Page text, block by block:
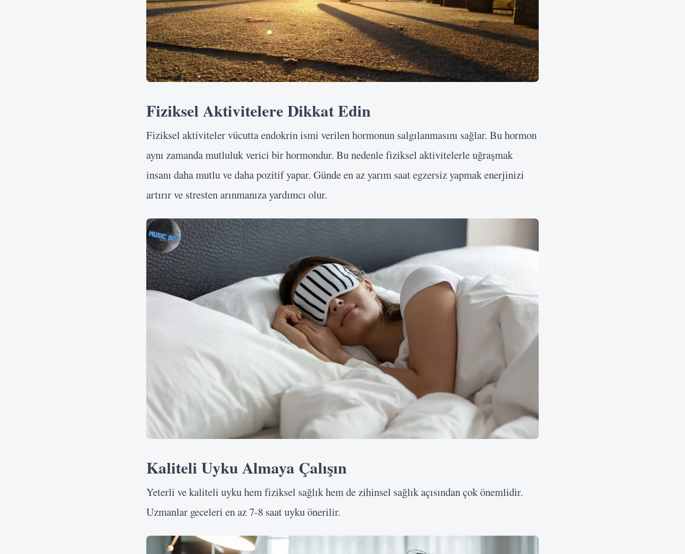
Fiziksel Aktivitelere Dikkat Edin
Fiziksel aktiviteler vücutta endokrin ismi verilen hormonun salgılanmasını sağlar. Bu hormon
aynı zamanda mutluluk verici bir hormondur. Bu nedenle fiziksel aktivitelerle uğraşmak
insanı daha mutlu ve daha pozitif yapar. Günde en az yarım saat egzersiz yapmak enerjinizi
artırır ve stresten arınmanıza yardımcı olur.
Kaliteli Uyku Almaya Çalışın
Yeterli ve kaliteli uyku hem fiziksel sağlık hem de zihinsel sağlık açısından çok önemlidir.
Uzmanlar geceleri en az 7-8 saat uyku önerilir.
Kullanıcı Adı veya E-posta
Beni Hatırla
Giriş Yap